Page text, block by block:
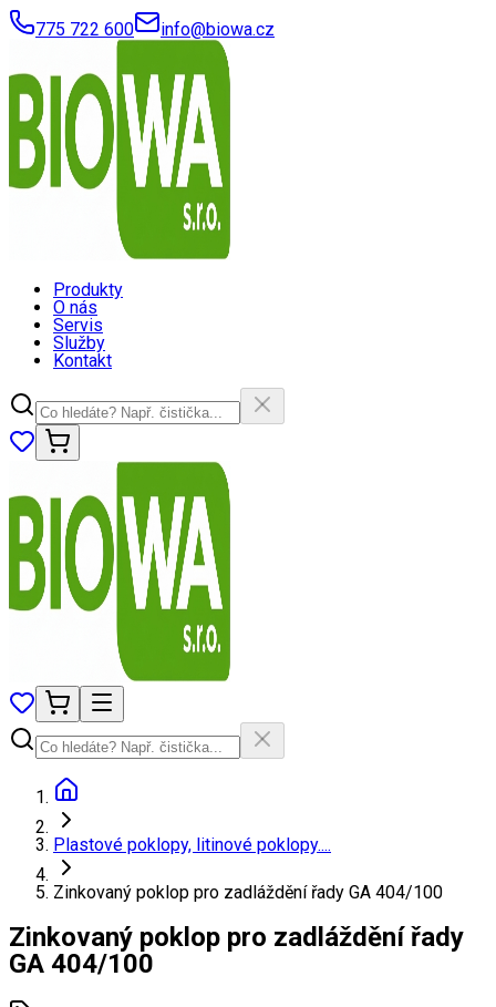
775 722 600 info@biowa.cz
Produkty
O nás
Servis
Služby
Kontakt
Plastové poklopy, litinové poklopy....
Zinkovaný poklop pro zadláždění řady GA 404/100
Zinkovaný poklop pro zadláždění řady
GA 404/100